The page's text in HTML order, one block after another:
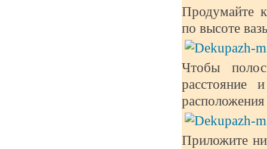
Продумайте
по высоте
Чтобы
расстояние
Приложите